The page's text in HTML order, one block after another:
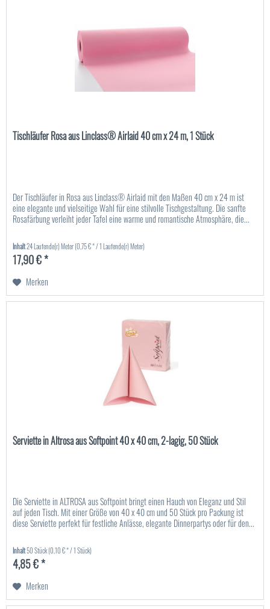
Tischläufer Rosa aus Linclass® Airlaid 40 cm x 24 m, 1 Stück
Der Tischläufer in Rosa aus Linclass® Airlaid mit den Maßen 40 cm x 24 m ist
eine elegante und vielseitige Wahl für eine stilvolle Tischgestaltung. Die sanfte
Rosafärbung verleiht jeder Tafel eine warme und romantische Atmosphäre, die...
Inhalt24 Laufende(r) Meter(0,75 € * / 1 Laufende(r) Meter)
17,90 € *
Merken
Serviette in Altrosa aus Softpoint 40 x 40 cm, 2-lagig, 50 Stück
Die Serviette in ALTROSA aus Softpoint bringt einen Hauch von Eleganz und Stil
auf jeden Tisch. Mit einer Größe von 40 x 40 cm und 50 Stück pro Packung ist
diese Serviette perfekt für festliche Anlässe, elegante Dinnerpartys oder für den...
Inhalt50 Stück(0,10 € * / 1 Stück)
4,85 € *
Merken